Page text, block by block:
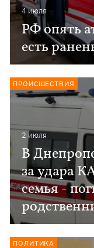
4 июля
РФ опять
есть
2 июля
В
за удара
семья -
ПРОИСШЕСТВИЯ
ПОЛИТИКА